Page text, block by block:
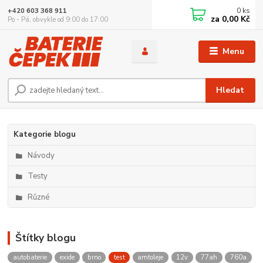
Menu
Hledat
+420 603 368 911
Po - Pá, obvykle od 9:00 do 17:00
0 ks
za 0,00 Kč
Kategorie blogu
Návody
Testy
Různé
Štítky blogu
autobaterie exide brno test amtoleje 12v 77ah
760a